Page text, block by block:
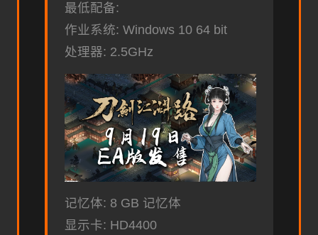
最低配备:
作业系统: Windows 10 64 bit
处理器: 2.5GHz
记忆体: 8 GB 记忆体
显示卡: HD4400